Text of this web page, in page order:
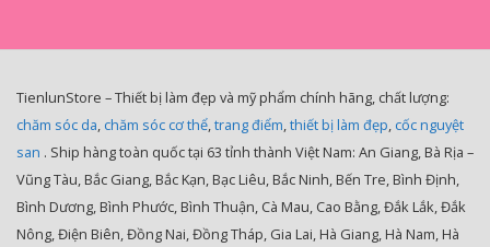
TienlunStore – Thiết bị làm đẹp và mỹ phẩm chính hãng, chất lượng:
chăm sóc da, chăm sóc cơ thể,trang điểm,thiết bị làm đẹp, cốc nguyệt
san . Ship hàng toàn quốc tại 63 tỉnh thành Việt Nam: An Giang, Bà Rịa –
Vũng Tàu, Bắc Giang, Bắc Kạn, Bạc Liêu, Bắc Ninh, Bến Tre, Bình Định,
Bình Dương, Bình Phước, Bình Thuận, Cà Mau, Cao Bằng, Đắk Lắk, Đắk
Nông, Điện Biên, Đồng Nai, Đồng Tháp, Gia Lai, Hà Giang, Hà Nam, Hà